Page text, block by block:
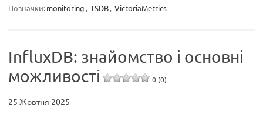
Позначки:monitoring , TSDB, VictoriaMetrics
InfluxDB: знайомство і основні
можливості
0 (0)
25 Жовтня 2025